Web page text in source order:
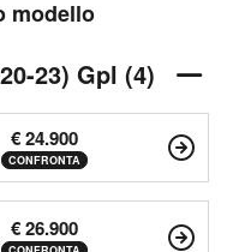
modello
23) Gpl (4)
€ 24.900
CONFRONTA
€ 26.900